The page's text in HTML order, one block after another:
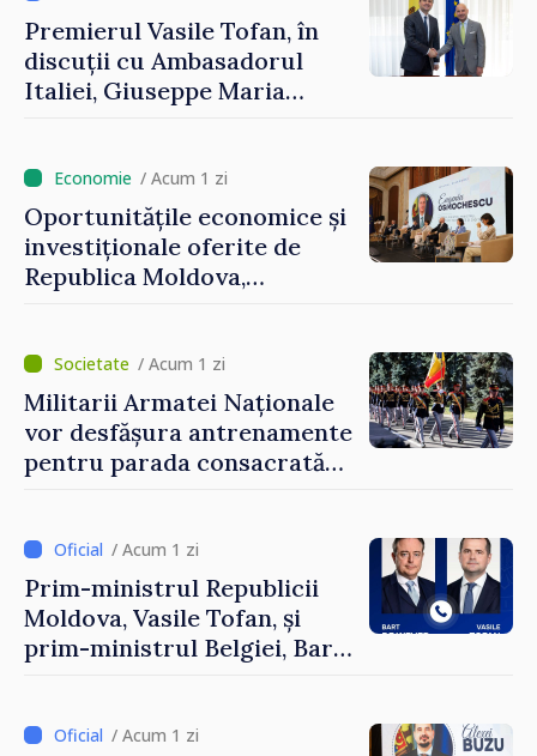
Premierul Vasile Tofan, în
discuții cu Ambasadorul
Italiei, Giuseppe Maria
/ Acum 1 zi
Oportunitățile economice și
investiționale oferite de
Republica Moldova,
Forumul Diasporei
/ Acum 1 zi
Militarii Armatei Naționale
vor desfășura antrenamente
pentru parada consacrată
/ Acum 1 zi
Prim-ministrul Republicii
Moldova, Vasile Tofan, și
prim-ministrul Belgiei, Bart
al Republicii Moldova.
/ Acum 1 zi